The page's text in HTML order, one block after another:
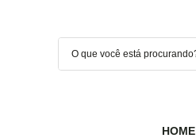
HOME